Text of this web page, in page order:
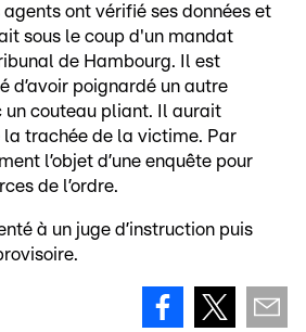
agents ont vérifié ses données et
sous le coup d'un mandat
de Hambourg. Il est
d’avoir poignardé un autre
un couteau pliant. Il aurait
la trachée de la victime. Par
l’objet d’une enquête pour
de l’ordre.
à un juge d’instruction puis